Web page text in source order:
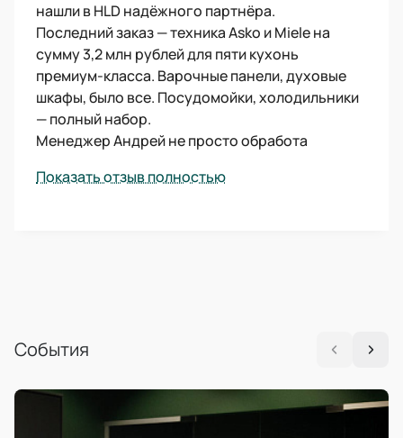
нашли в HLD надёжного партнёра.
Последний заказ — техника Asko и Miele на
сумму 3,2 млн рублей для пяти кухонь
премиум-класса. Варочные панели, духовые
шкафы, было все. Посудомойки, холодильники
— полный набор.
Менеджер Андрей не просто обработа
Показать отзыв полностью
События